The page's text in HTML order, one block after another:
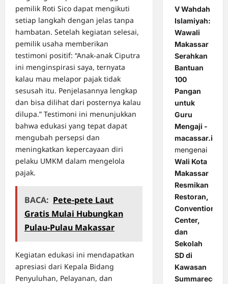
pemilik Roti Sico dapat mengikuti
setiap langkah dengan jelas tanpa
hambatan. Setelah kegiatan selesai,
pemilik usaha memberikan
testimoni positif: “Anak-anak Ciputra
ini menginspirasi saya, ternyata
kalau mau melapor pajak tidak
sesusah itu. Penjelasannya lengkap
dan bisa dilihat dari posternya kalau
dilupa.” Testimoni ini menunjukkan
bahwa edukasi yang tepat dapat
mengubah persepsi dan
meningkatkan kepercayaan diri
pelaku UMKM dalam mengelola
pajak.
BACA: Pete-pete Laut
Gratis Mulai Hubungkan
Pulau-Pulau Makassar
Kegiatan edukasi ini mendapatkan
apresiasi dari Kepala Bidang
Penyuluhan, Pelayanan, dan
V Wahdah
Islamiyah:
Wawali
Makassar
Serahkan
Bantuan
100
Pangan
untuk
Guru
Mengaji -
macassar.id
mengenai
Wali Kota
Makassar
Resmikan
Restoran,
Convention
Center,
dan
Sekolah
SD di
Kawasan
Summarecon